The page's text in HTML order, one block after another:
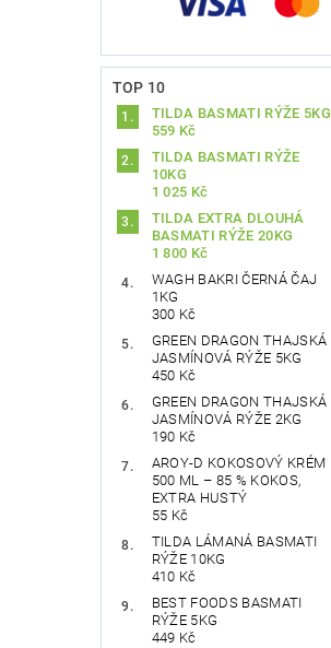
TOP 10
TILDA BASMATI RÝŽE 5KG
559 Kč
TILDA BASMATI RÝŽE
10KG
1 025 Kč
TILDA EXTRA DLOUHÁ
BASMATI RÝŽE 20KG
1 800 Kč
WAGH BAKRI ČERNÁ ČAJ
1KG
300 Kč
GREEN DRAGON THAJSKÁ
JASMÍNOVÁ RÝŽE 5KG
450 Kč
GREEN DRAGON THAJSKÁ
JASMÍNOVÁ RÝŽE 2KG
190 Kč
AROY-D KOKOSOVÝ KRÉM
500 ML – 85 % KOKOS,
EXTRA HUSTÝ
55 Kč
TILDA LÁMANÁ BASMATI
RÝŽE 10KG
410 Kč
BEST FOODS BASMATI
RÝŽE 5KG
449 Kč